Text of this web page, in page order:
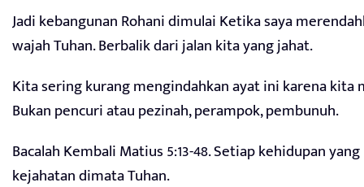
Jadi kebangunan Rohani dimulai Ketika saya
wajah Tuhan. Berbalik dari jalan kita yang jahat.
Kita sering kurang mengindahkan ayat ini karena kita
Bukan pencuri atau pezinah, perampok, pembunuh.
Bacalah Kembali Matius 5:13-48. Setiap kehidupan
kejahatan dimata Tuhan.